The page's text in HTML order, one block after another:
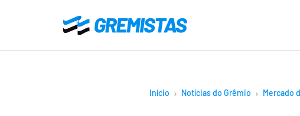
o
Gremistas
Início Notícias do Grêmio Mercado